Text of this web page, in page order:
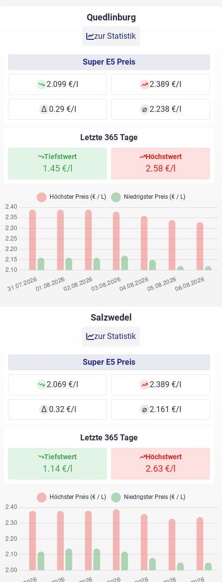
Quedlinburg
zur Statistik
Super E5 Preis
2.099 €/l 2.389 €/l
∆ 0.29 €/l ⌀ 2.238 €/l
Letzte 365 Tage
Tiefstwert
1.45 €/l
Höchstwert
2.58 €/l
Salzwedel
zur Statistik
Super E5 Preis
2.069 €/l 2.389 €/l
∆ 0.32 €/l ⌀ 2.161 €/l
Letzte 365 Tage
Tiefstwert
1.14 €/l
Höchstwert
2.63 €/l